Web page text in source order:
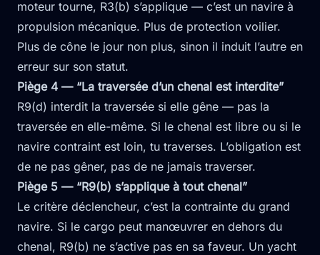
moteur tourne, R3(b) s’applique — c’est un navire à
propulsion mécanique. Plus de protection voilier.
Plus de cône le jour non plus, sinon il induit l’autre en
erreur sur son statut.
Piège 4 — “La traversée d’un chenal est interdite”
R9(d) interdit la traversée si elle gêne — pas la
traversée en elle-même. Si le chenal est libre ou si le
navire contraint est loin, tu traverses. L’obligation est
de ne pas gêner, pas de ne jamais traverser.
Piège 5 — “R9(b) s’applique à tout chenal”
Le critère déclencheur, c’est la contrainte du grand
navire. Si le cargo peut manœuvrer en dehors du
chenal, R9(b) ne s’active pas en sa faveur. Un yacht